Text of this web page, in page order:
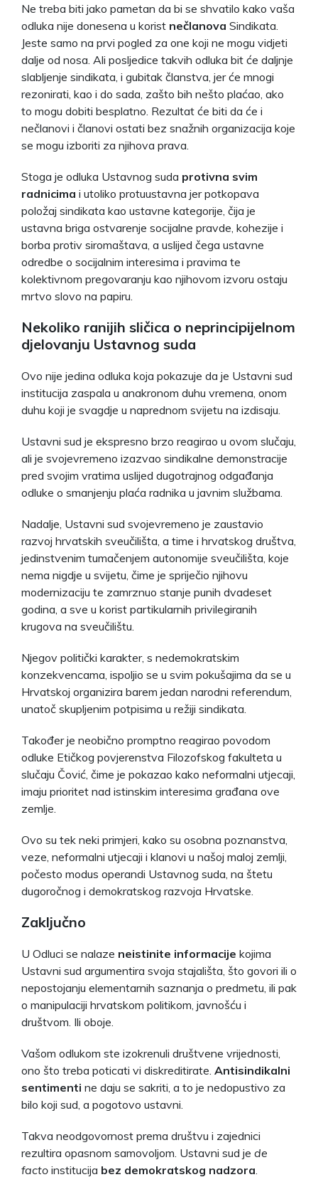
Ne treba biti jako pametan da bi se shvatilo kako vaša
odluka nije donesena u korist nečlanova Sindikata.
Jeste samo na prvi pogled za one koji ne mogu vidjeti
dalje od nosa. Ali posljedice takvih odluka bit će daljnje
slabljenje sindikata, i gubitak članstva, jer će mnogi
rezonirati, kao i do sada, zašto bih nešto plaćao, ako
to mogu dobiti besplatno. Rezultat će biti da će i
nečlanovi i članovi ostati bez snažnih organizacija koje
se mogu izboriti za njihova prava.
Stoga je odluka Ustavnog suda protivna svim
radnicima i utoliko protuustavna jer potkopava
položaj sindikata kao ustavne kategorije, čija je
ustavna briga ostvarenje socijalne pravde, kohezije i
borba protiv siromaštava, a uslijed čega ustavne
odredbe o socijalnim interesima i pravima te
kolektivnom pregovaranju kao njihovom izvoru ostaju
mrtvo slovo na papiru.
Nekoliko ranijih sličica o neprincipijelnom
djelovanju Ustavnog suda
Ovo nije jedina odluka koja pokazuje da je Ustavni sud
institucija zaspala u anakronom duhu vremena, onom
duhu koji je svagdje u naprednom svijetu na izdisaju.
Ustavni sud je ekspresno brzo reagirao u ovom slučaju,
ali je svojevremeno izazvao sindikalne demonstracije
pred svojim vratima uslijed dugotrajnog odgađanja
odluke o smanjenju plaća radnika u javnim službama.
Nadalje, Ustavni sud svojevremeno je zaustavio
razvoj hrvatskih sveučilišta, a time i hrvatskog društva,
jedinstvenim tumačenjem autonomije sveučilišta, koje
nema nigdje u svijetu, čime je spriječio njihovu
modernizaciju te zamrznuo stanje punih dvadeset
godina, a sve u korist partikularnih privilegiranih
krugova na sveučilištu.
Njegov politički karakter, s nedemokratskim
konzekvencama, ispoljio se u svim pokušajima da se u
Hrvatskoj organizira barem jedan narodni referendum,
unatoč skupljenim potpisima u režiji sindikata.
Također je neobično promptno reagirao povodom
odluke Etičkog povjerenstva Filozofskog fakulteta u
slučaju Čović, čime je pokazao kako neformalni utjecaji,
imaju prioritet nad istinskim interesima građana ove
zemlje.
Ovo su tek neki primjeri, kako su osobna poznanstva,
veze, neformalni utjecaji i klanovi u našoj maloj zemlji,
počesto modus operandi Ustavnog suda, na štetu
dugoročnog i demokratskog razvoja Hrvatske.
Zaključno
U Odluci se nalaze neistinite informacije kojima
Ustavni sud argumentira svoja stajališta, što govori ili o
nepostojanju elementarnih saznanja o predmetu, ili pak
o manipulaciji hrvatskom politikom, javnošću i
društvom. Ili oboje.
Vašom odlukom ste izokrenuli društvene vrijednosti,
ono što treba poticati vi diskreditirate. Antisindikalni
sentimenti ne daju se sakriti, a to je nedopustivo za
bilo koji sud, a pogotovo ustavni.
Takva neodgovornost prema društvu i zajednici
rezultira opasnom samovoljom. Ustavni sud je de
facto institucija bez demokratskog nadzora